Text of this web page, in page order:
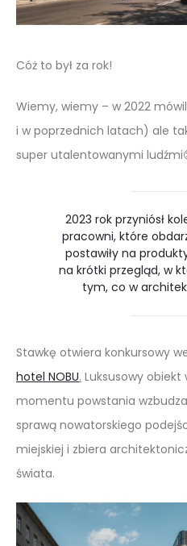
Cóż to był za rok!
Wiemy, wiemy – w 2022
i w poprzednich latach) ale
super utalentowanymi
2023 rok przyniósł
pracowni, które
postawiły na
na krótki przegląd, w
tym, co w
Stawkę otwiera konkursowy
hotel NOBU. Luksusowy
momentu powstania
sprawą nowatorskiego
miejskiej i zbiera
świata.